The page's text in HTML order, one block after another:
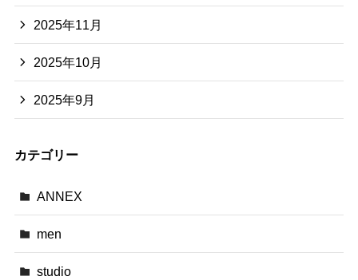
2025年11月
2025年10月
2025年9月
カテゴリー
ANNEX
men
studio